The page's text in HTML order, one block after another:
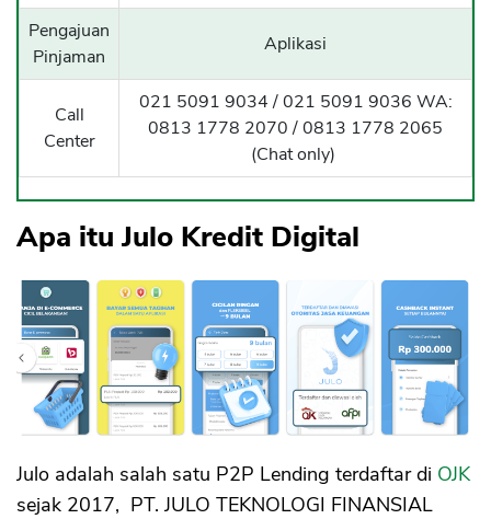
Pengajuan
Pinjaman
Aplikasi
Call
Center
021 5091 9034 / 021 5091 9036 WA:
0813 1778 2070 / 0813 1778 2065
(Chat only)
Apa itu Julo Kredit Digital
Julo adalah salah satu P2P Lending terdaftar di OJK
sejak 2017, PT. JULO TEKNOLOGI FINANSIAL